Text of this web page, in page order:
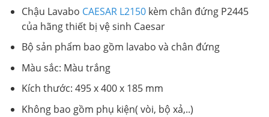
Chậu Lavabo CAESAR L2150kèm chân đứng P2445
của hãng thiết bị vệ sinh Caesar
Bộ sản phẩm bao gồm lavabo và chân đứng
Màu sắc: Màu trắng
Kích thước: 495 x 400 x 185 mm
Không bao gồm phụ kiện( vòi, bộ xả,..)